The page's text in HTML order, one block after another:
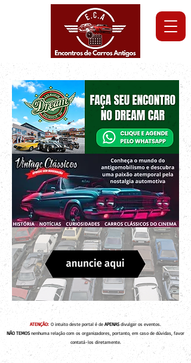
ATENÇÃO: O intuito deste portal é de APENAS divulgar os eventos.
NÃO TEMOS nenhuma relação com os organizadores, portanto, em caso de dúvidas, favor
contatá-los diretamente.